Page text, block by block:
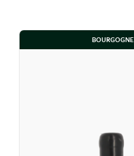
BOURGOGNE